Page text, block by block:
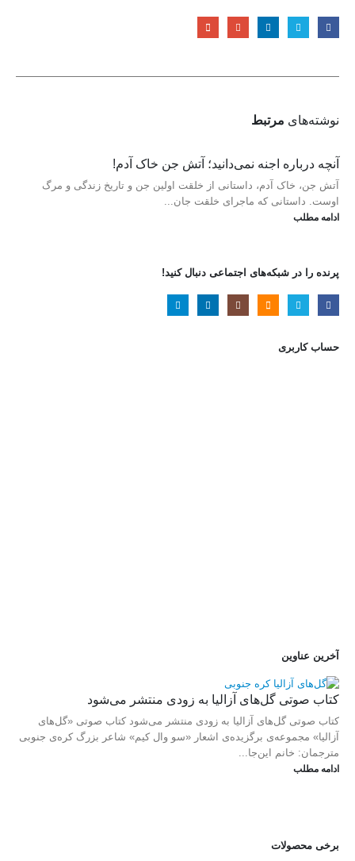
نوشته‌های مرتبط
آنچه درباره اجنه نمی‌دانید؛ آتش جن خاک آدم!
آتش جن، خاک آدم، داستانی از خلقت اولین جن و تاریخ زندگی و مرگ
اوست. داستانی که ماجرای خلقت جان...
ادامه مطلب
پرنده را در شبکه‌های اجتماعی دنبال کنید!
حساب کاربری
آخرین عناوین
کتاب صوتی گل‌های آزالیا به زودی منتشر می‌شود
کتاب صوتی گل‌های آزالیا به زودی منتشر می‌شود کتاب صوتی «گل‌های
آزالیا» مجموعه‌ی برگزیده‌ی اشعار «سو وال کیم» شاعر بزرگ کره‌ی جنوبی
مترجمان: خانم این‌جا...
ادامه مطلب
برخی محصولات